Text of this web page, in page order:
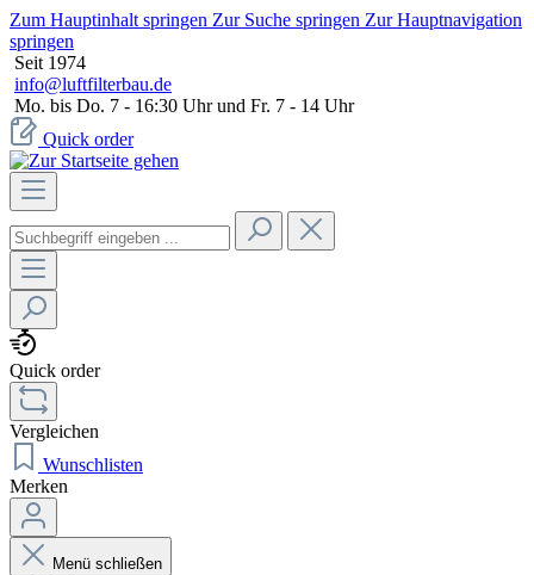
Zum Hauptinhalt springen Zur Suche springen Zur Hauptnavigation
springen
Seit 1974
info@luftfilterbau.de
Mo. bis Do. 7 - 16:30 Uhr und Fr. 7 - 14 Uhr
Quick order
Quick order
Vergleichen
Wunschlisten
Merken
Menü schließen